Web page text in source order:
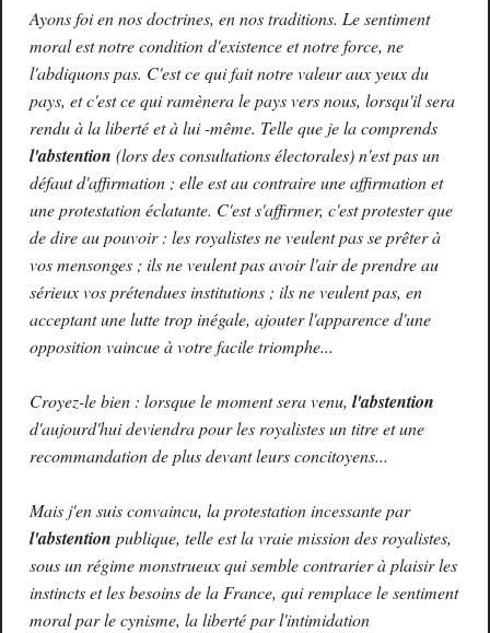
Ayons foi en nos doctrines, en nos traditions. Le sentiment
moral est notre condition d'existence et notre force, ne
l'abdiquons pas. C'est ce qui fait notre valeur aux yeux du
pays, et c'est ce qui ramènera le pays vers nous, lorsqu'il sera
rendu à la liberté et à lui -même. Telle que je la comprends
l'abstention (lors des consultations électorales) n'est pas un
défaut d'affirmation ; elle est au contraire une affirmation et
une protestation éclatante. C'est s'affirmer, c'est protester que
de dire au pouvoir : les royalistes ne veulent pas se prêter à
vos mensonges ; ils ne veulent pas avoir l'air de prendre au
sérieux vos prétendues institutions ; ils ne veulent pas, en
acceptant une lutte trop inégale, ajouter l'apparence d'une
opposition vaincue à votre facile triomphe...
Croyez-le bien : lorsque le moment sera venu, l'abstention
d'aujourd'hui deviendra pour les royalistes un titre et une
recommandation de plus devant leurs concitoyens...
Mais j'en suis convaincu, la protestation incessante par
l'abstention publique, telle est la vraie mission des royalistes,
sous un régime monstrueux qui semble contrarier à plaisir les
instincts et les besoins de la France, qui remplace le sentiment
moral par le cynisme, la liberté par l'intimidation